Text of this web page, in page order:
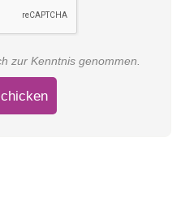
zur Kenntnis genommen.